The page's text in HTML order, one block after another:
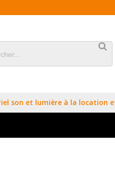
son et lumière à la location